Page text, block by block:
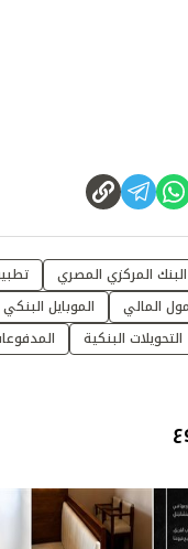
البنك المركزي المصري
المالي
الموبايل البنكي
التحويلات البنكية